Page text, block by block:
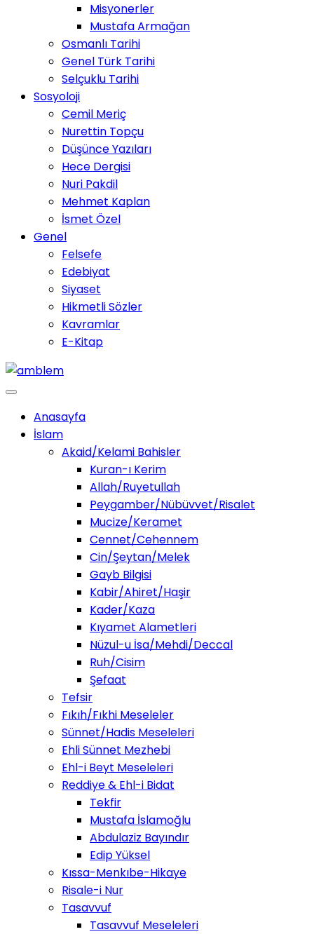
Misyonerler
Mustafa Armağan
Osmanlı Tarihi
Genel Türk Tarihi
Selçuklu Tarihi
Sosyoloji
Cemil Meriç
Nurettin Topçu
Düşünce Yazıları
Hece Dergisi
Nuri Pakdil
Mehmet Kaplan
İsmet Özel
Genel
Felsefe
Edebiyat
Siyaset
Hikmetli Sözler
Kavramlar
E-Kitap
Anasayfa
İslam
Akaid/Kelami Bahisler
Kuran-ı Kerim
Allah/Ruyetullah
Peygamber/Nübüvvet/Risalet
Mucize/Keramet
Cennet/Cehennem
Cin/Şeytan/Melek
Gayb Bilgisi
Kabir/Ahiret/Haşir
Kader/Kaza
Kıyamet Alametleri
Nüzul-u İsa/Mehdi/Deccal
Ruh/Cisim
Şefaat
Tefsir
Fıkıh/Fıkhi Meseleler
Sünnet/Hadis Meseleleri
Ehli Sünnet Mezhebi
Ehl-i Beyt Meseleleri
Reddiye & Ehl-i Bidat
Tekfir
Mustafa İslamoğlu
Abdulaziz Bayındır
Edip Yüksel
Kıssa-Menkıbe-Hikaye
Risale-i Nur
Tasavvuf
Tasavvuf Meseleleri